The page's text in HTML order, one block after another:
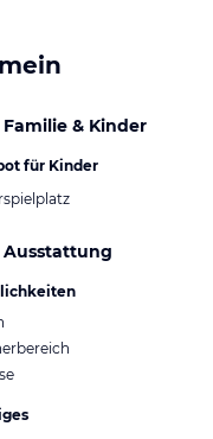
Familie & Kinder
für Kinder
Ausstattung